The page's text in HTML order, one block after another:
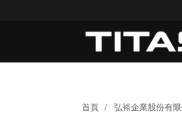
首頁 弘裕企業股份有限